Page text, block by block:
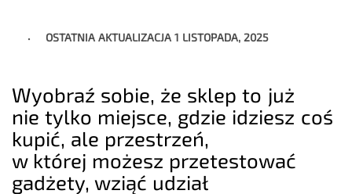
OSTATNIA AKTUALIZACJA1 LISTOPADA, 2025
Wyobraź sobie, że sklep to już
nie tylko miejsce, gdzie idziesz coś
kupić, ale przestrzeń,
w której możesz przetestować
gadżety, wziąć udział